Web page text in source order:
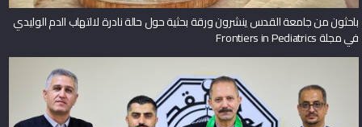
باحثون من جامعة القدس ينشرون ورقة بحثية حول حالة نادرة لالتهاب الدم الوليدي
في مجلة Frontiers in Pediatrics